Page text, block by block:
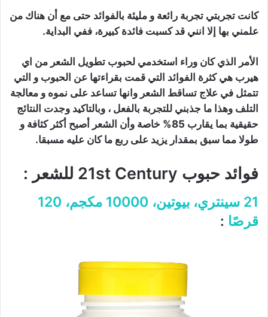
كانت تجربتي تجربة رائعة و مليئة بالفوائد حتى مع أن هناك من
علمني بها إلا انني قد كسبت فائدة كبيرة، ففي البداية.
الأمر الذي كان وراء استخدمي لحبوب تطويل الشعر من اي
هيرب هي كثرة الفوائد التي قمت بقراءتها عن الحبوب و التي
تتمثل في علاج تساقط الشعر وانها تساعد على نموه و معالجة
التلف وهذا ما جذبني للتجربة بالفعل ، وبالتاكيد وجدت النتائج
حقيقية بما يقارب 85% خاصة وأن الشعر أصبح أكثر كثافة و
طولا مما سبق بمقدار يزيد على ربع ما كان عليه مسبقا.
فوائد حبوب 21st Century للشعر :
21 سينتري، بيوتين، 10000 مكجم، 120
قرصًا :